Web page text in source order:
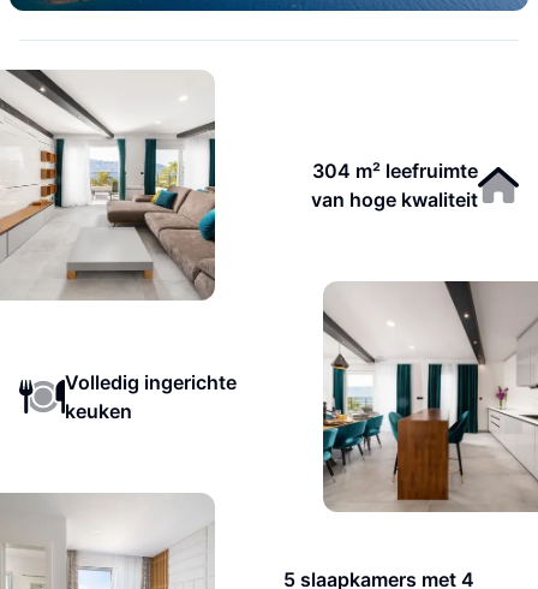
304 m² leefruimte
van hoge kwaliteit
Volledig ingerichte
keuken
5 slaapkamers met 4